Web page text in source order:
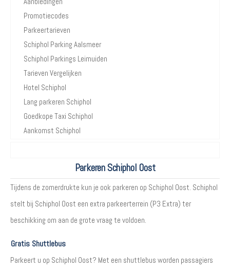
Promotiecodes
Parkeertarieven
Schiphol Parking Aalsmeer
Schiphol Parkings Leimuiden
Tarieven Vergelijken
Hotel Schiphol
Lang parkeren Schiphol
Goedkope Taxi Schiphol
Aankomst Schiphol
Parkeren Schiphol Oost
Tijdens de zomerdrukte kun je ook parkeren op Schiphol Oost. Schiphol
stelt bij Schiphol Oost een extra parkeerterrein (P3 Extra) ter
beschikking om aan de grote vraag te voldoen.
Gratis Shuttlebus
Parkeert u op Schiphol Oost? Met een shuttlebus worden passagiers